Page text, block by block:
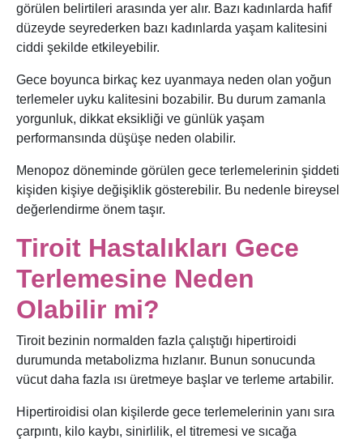
görülen belirtileri arasında yer alır. Bazı kadınlarda hafif
düzeyde seyrederken bazı kadınlarda yaşam kalitesini
ciddi şekilde etkileyebilir.
Gece boyunca birkaç kez uyanmaya neden olan yoğun
terlemeler uyku kalitesini bozabilir. Bu durum zamanla
yorgunluk, dikkat eksikliği ve günlük yaşam
performansında düşüşe neden olabilir.
Menopoz döneminde görülen gece terlemelerinin şiddeti
kişiden kişiye değişiklik gösterebilir. Bu nedenle bireysel
değerlendirme önem taşır.
Tiroit Hastalıkları Gece
Terlemesine Neden
Olabilir mi?
Tiroit bezinin normalden fazla çalıştığı hipertiroidi
durumunda metabolizma hızlanır. Bunun sonucunda
vücut daha fazla ısı üretmeye başlar ve terleme artabilir.
Hipertiroidisi olan kişilerde gece terlemelerinin yanı sıra
çarpıntı, kilo kaybı, sinirlilik, el titremesi ve sıcağa